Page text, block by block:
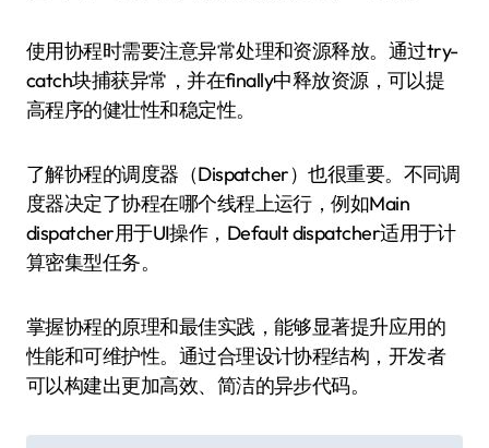
使用协程时需要注意异常处理和资源释放。通过try-
catch块捕获异常，并在finally中释放资源，可以提
高程序的健壮性和稳定性。
了解协程的调度器（Dispatcher）也很重要。不同调
度器决定了协程在哪个线程上运行，例如Main
dispatcher用于UI操作，Default dispatcher适用于计
算密集型任务。
掌握协程的原理和最佳实践，能够显著提升应用的
性能和可维护性。通过合理设计协程结构，开发者
可以构建出更加高效、简洁的异步代码。